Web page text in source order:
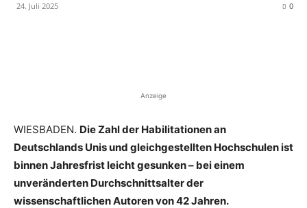
24. Juli 2025 0
Anzeige
WIESBADEN. Die Zahl der Habilitationen an
Deutschlands Unis und gleichgestellten Hochschulen ist
binnen Jahresfrist leicht gesunken – bei einem
unveränderten Durchschnittsalter der
wissenschaftlichen Autoren von 42 Jahren.